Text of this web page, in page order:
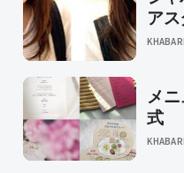
ア
メニ
式